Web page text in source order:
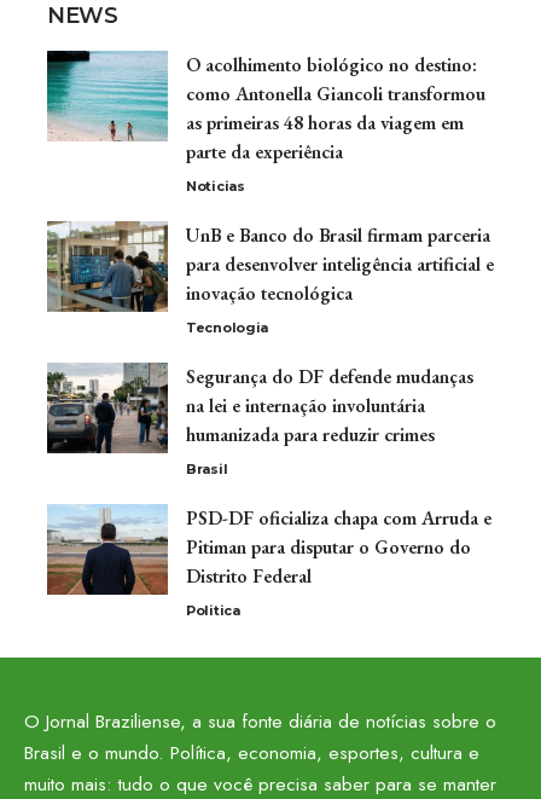
NEWS
O acolhimento biológico no destino:
como Antonella Giancoli transformou
as primeiras 48 horas da viagem em
parte da experiência
Noticias
UnB e Banco do Brasil firmam parceria
para desenvolver inteligência artificial e
inovação tecnológica
Tecnologia
Segurança do DF defende mudanças
na lei e internação involuntária
humanizada para reduzir crimes
Brasil
PSD-DF oficializa chapa com Arruda e
Pitiman para disputar o Governo do
Distrito Federal
Politica
O Jornal Braziliense, a sua fonte diária de notícias sobre o
Brasil e o mundo. Política, economia, esportes, cultura e
muito mais: tudo o que você precisa saber para se manter